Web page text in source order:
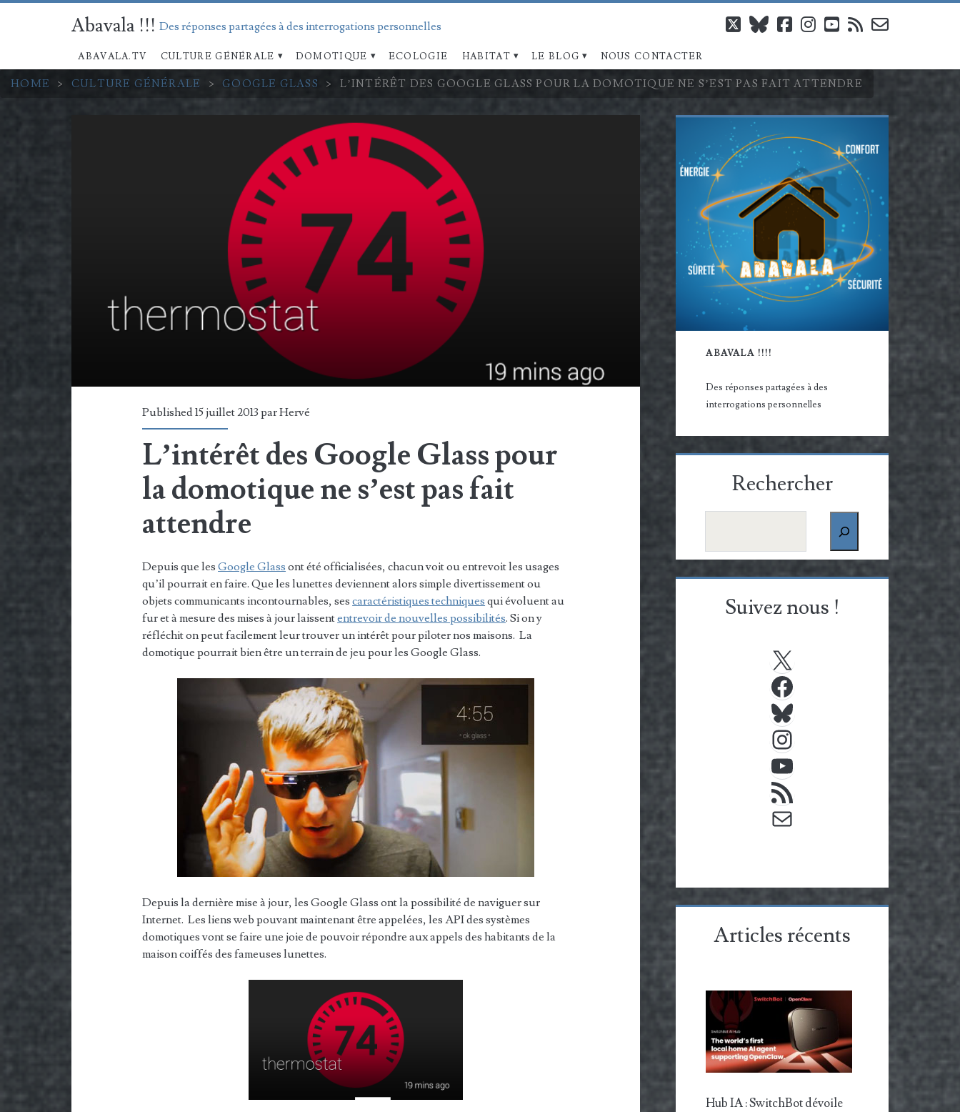
Abavala !!! Des réponses partagées à des interrogations personnelles
ABAVALA.TV CULTURE GÉNÉRALE DOMOTIQUE ECOLOGIE HABITAT LE BLOG NOUS CONTACTER
twitterblueskyfacebook
instagram
youtube
rss email-
HOME > CULTURE GÉNÉRALE > GOOGLE GLASS > L’INTÉRÊT DES GOOGLE GLASS POUR LA DOMOTIQUE NE S’EST PAS FAIT ATTENDRE
Published 15 juillet 2013 parHervé
L’intérêt des Google Glass pour
la domotique ne s’est pas fait
attendre
Depuis que lesGoogle Glass ont été officialisées, chacun voit ou entrevoit les usages
qu’il pourrait en faire. Que les lunettes deviennent alors simple divertissement ou
objets communicants incontournables, sescaractéristiques techniques qui évoluent au
fur et à mesure des mises à jour laissententrevoir de nouvelles possibilités. Si on y
réfléchit on peut facilement leur trouver un intérêt pour piloter nos maisons. La
domotique pourrait bien être un terrain de jeu pour les Google Glass.
Depuis la dernière mise à jour, les Google Glass ont la possibilité de naviguer sur
Internet. Les liens web pouvant maintenant être appelées, les API des systèmes
domotiques vont se faire une joie de pouvoir répondre aux appels des habitants de la
maison coiffés des fameuses lunettes.
Barre
latérale
principale
ABAVALA !!!!
Des réponses partagées à des
interrogations personnelles
Rechercher
Suivez nous !
Facebook
YouTube
Articles récents
Hub IA : SwitchBot dévoile